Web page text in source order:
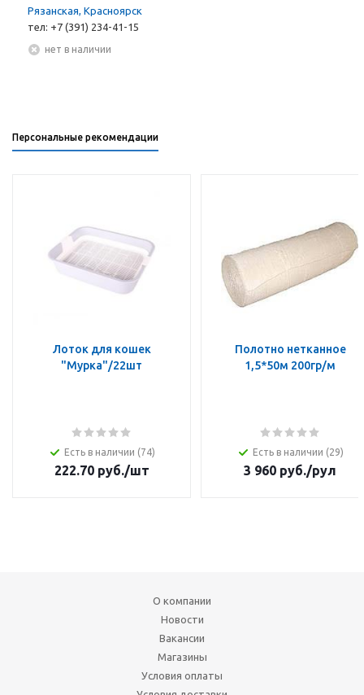
Рязанская, Красноярск
тел: +7 (391) 234-41-15
Нет в наличии
Персональные рекомендации
Лоток для кошек
"Мурка"/22шт
Есть в наличии (74)
222.70руб./шт
Полотно нетканное
1,5*50м 200гр/м
Есть в наличии (29)
3 960 руб./рул
О компании
Новости
Вакансии
Магазины
Условия оплаты